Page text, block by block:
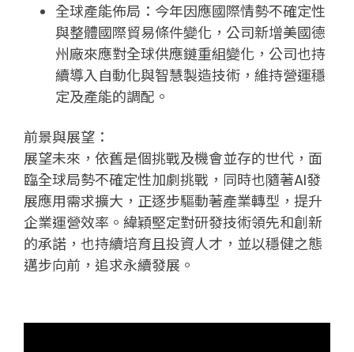
全球產能佈局：今年因應國際情勢不確定性
與整體國際貿易條件變化，公司新增美國德
州廠來應對全球供應鏈重組變化，公司也持
續導入自動化與智慧製造技術，維持營運穩
定及產能的調配。
前景與展望：
展望未來，依舊是個挑戰及機會並存的世代，面
臨全球局勢不確定性加劇挑戰，同時也隨著AI發
展應用需求擴大，正逐步驅動著產業轉型，提升
企業運營效率。緯穎堅定對研發技術領先和創新
的承諾，也持續培育且投資人才，並以穩健之態
邁步向前，追求永續發展。